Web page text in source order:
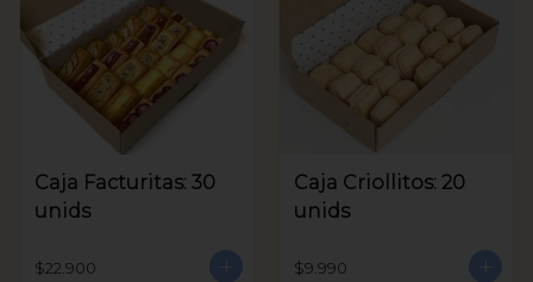
Caja Facturitas: 30
unids
$22.900
Caja Criollitos: 20
unids
$9.990